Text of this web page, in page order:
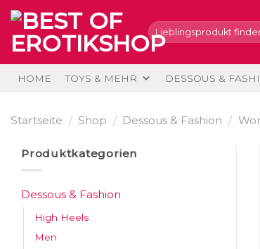
Skip
to
content
Suche
nach:
HOME TOYS & MEHR DESSOUS &
Startseite / Shop / Dessous & Fashion /
Produktkategorien
Dessous & Fashion
High Heels
Men